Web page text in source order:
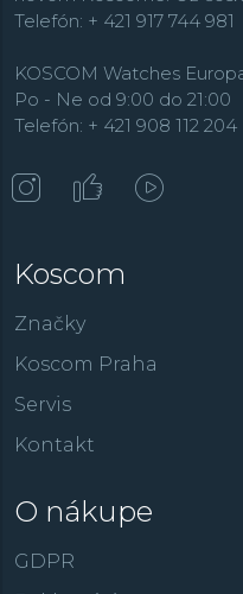
Telefón: + 421 917 744 981
KOSCOM Watches
Po - Ne od 9:00 do 21:00
Telefón: + 421 908 112 204
Koscom
Značky
Koscom Praha
Servis
Kontakt
O nákupe
GDPR